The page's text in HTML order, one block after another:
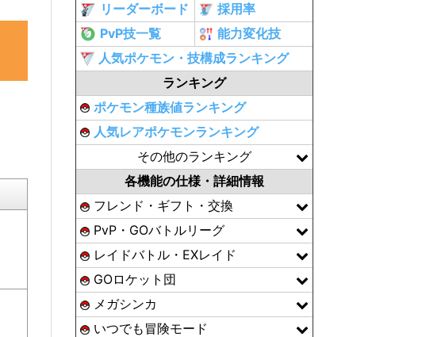
リーダーボード
採用率
PvP技一覧
能力変化技
人気ポケモン・技構成ランキング
ランキング
ポケモン種族値ランキング
人気レアポケモンランキング
その他のランキング
各機能の仕様・詳細情報
フレンド・ギフト・交換
PvP・GOバトルリーグ
レイドバトル・EXレイド
GOロケット団
メガシンカ
いつでも冒険モード